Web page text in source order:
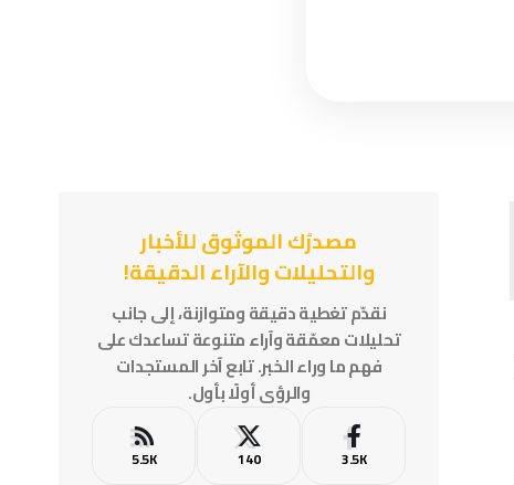
مصدرُك الموثوق للأخبار
والتحليلات والآراء الدقيقة!
نقدّم تغطية دقيقة ومتوازنة، إلى جانب
تحليلات معمّقة وآراء متنوعة تساعدك على
فهم ما وراء الخبر. تابع آخر المستجدات
والرؤى أولًا بأول.
3.5K
140
5.5K